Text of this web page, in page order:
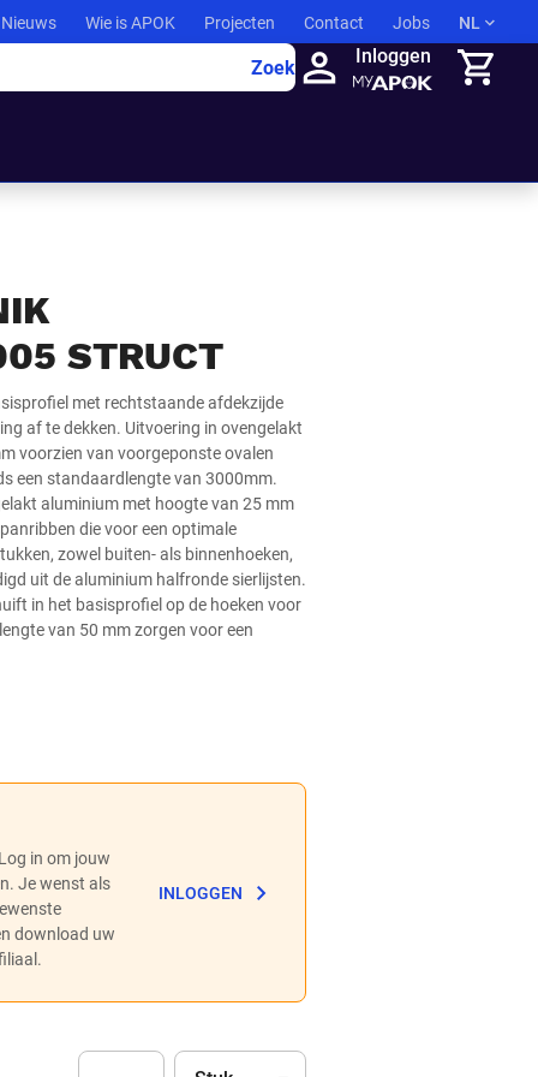
Nieuws Wie is APOK Projecten Contact Jobs NL
Zoek
Inloggen
STRUCT
met rechtstaande afdekzijde
af te dekken. Uitvoering in ovengelakt
voorzien van voorgeponste ovalen
een standaardlengte van 3000mm.
aluminium met hoogte van 25 mm
die voor een optimale
zowel buiten- als binnenhoeken,
uit de aluminium halfronde sierlijsten.
in het basisprofiel op de hoeken voor
van 50 mm zorgen voor een
in om jouw
Je wenst als
download uw
INLOGGEN
Eenheid (Optioneel)